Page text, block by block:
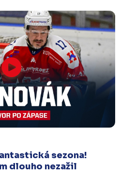
speciálních dresů
ve 20:00.
15. kola proti Ústí nad
odehrát 15.
marodky Slovanu
na náhradním
nad Labem utkají doma
listopadu od 18:00.
sezona!
dlouho nezažil